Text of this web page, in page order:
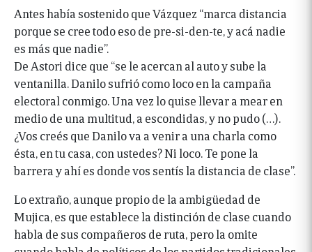
Antes había sostenido que Vázquez “marca distancia
porque se cree todo eso de pre-si-den-te, y acá nadie
es más que nadie”.
De Astori dice que “se le acercan al auto y sube la
ventanilla. Danilo sufrió como loco en la campaña
electoral conmigo. Una vez lo quise llevar a mear en
medio de una multitud, a escondidas, y no pudo (…).
¿Vos creés que Danilo va a venir a una charla como
ésta, en tu casa, con ustedes? Ni loco. Te pone la
barrera y ahí es donde vos sentís la distancia de clase”.
Lo extraño, aunque propio de la ambigüedad de
Mujica, es que establece la distinción de clase cuando
habla de sus compañeros de ruta, pero la omite